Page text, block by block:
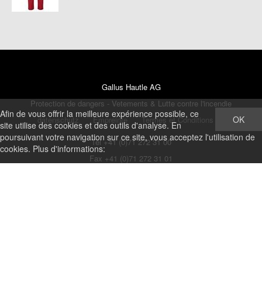
Gallus Hautle AG
Protection de dangers - Vetements & Lutte contre l'incendie
datenschutz
Empreinte
Termes et Conditions
Tel +41 (0)71 272 31 00
Fax +41 (0)71 272 31 01
OK
Afin de vous offrir la meilleure expérience possible, ce
site utilise des cookies et des outils d'analyse. En
poursuivant votre navigation sur ce site, vous acceptez l'utilisation de
cookies. Plus d'informations: